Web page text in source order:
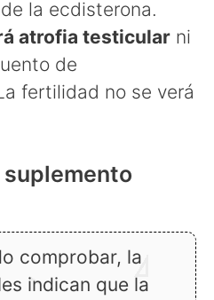
la ecdisterona.
atrofia testicular ni
de
fertilidad no se verá
suplemento
comprobar, la
indican que la